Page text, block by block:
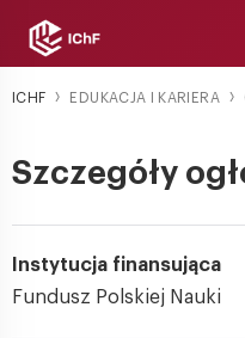
ICHF EDUKACJA I KARIERA
Szczegóły
Instytucja finansująca
Fundusz Polskiej Nauki